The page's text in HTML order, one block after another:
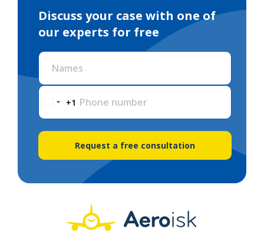
Discuss your case with one of
our experts for free
Names
Phone number
+1
Request a free consultation